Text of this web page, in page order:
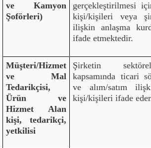
ve Kamyon
Şoförleri)
gerçekleştirilmesi
kişi/kişileri veya
ilişkin anlaşma
ifade etmektedir.
Müşteri/Hizmet
ve Mal
Tedarikçisi,
Ürün ve
Hizmet Alan
kişi, tedarikçi,
yetkilisi
Şirketin
kapsamında ticari
ve alım/satım
kişi/kişileri ifade